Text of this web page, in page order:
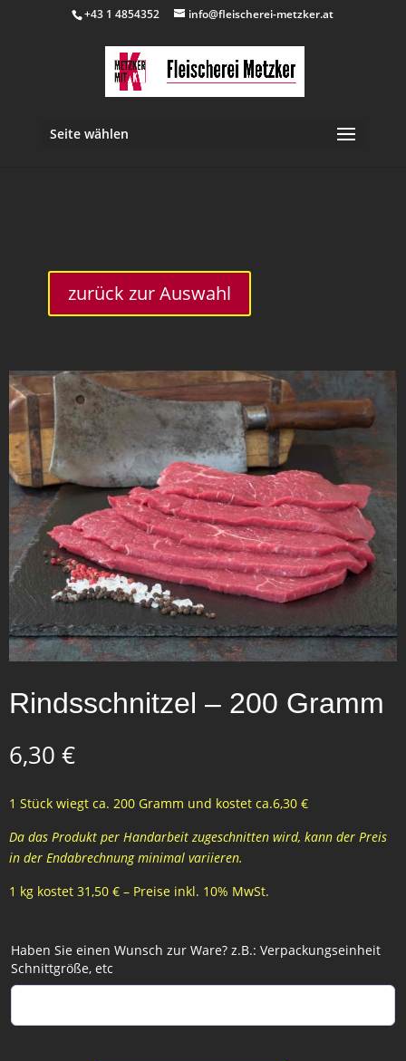
+43 1 4854352 info@fleischerei-metzker.at
Seite wählen
zurück zur Auswahl
Rindsschnitzel – 200 Gramm
6,30 €
1 Stück wiegt ca. 200 Gramm und kostet ca.6,30 €
Da das Produkt per Handarbeit zugeschnitten wird, kann der Preis
in der Endabrechnung minimal variieren.
1 kg kostet 31,50 € – Preise inkl. 10% MwSt.
Haben Sie einen Wunsch zur Ware? z.B.: Verpackungseinheit
Schnittgröße, etc